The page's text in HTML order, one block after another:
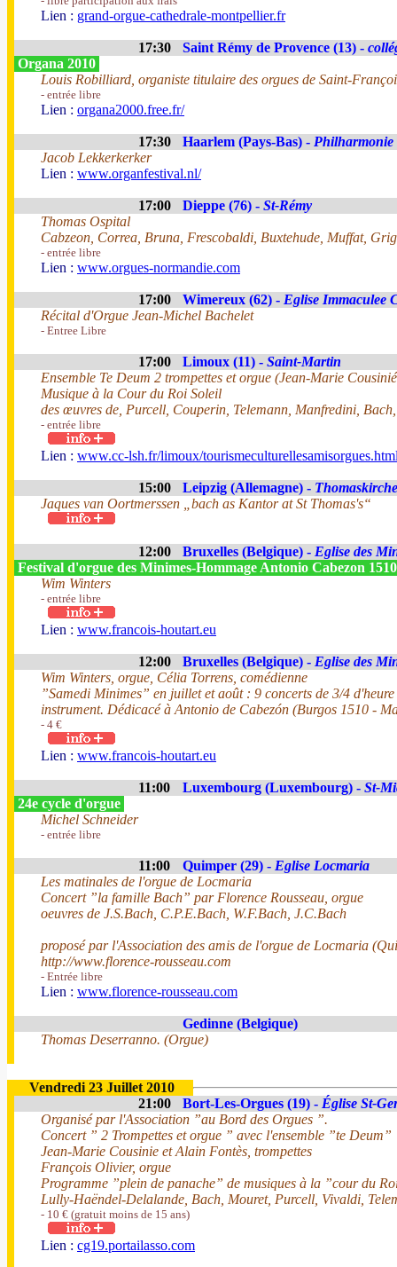
Lien : grand-orgue-cathedrale-montpellier.fr
17:30 Saint Rémy de Provence (13) -
Organa 2010
Louis Robilliard, organiste titulaire des orgues de Saint-
- entrée libre
Lien : organa2000.free.fr/
17:30 Haarlem (Pays-Bas) - Philharmonie
Jacob Lekkerkerker
Lien : www.organfestival.nl/
17:00 Dieppe (76) - St-Rémy
Thomas Ospital
Cabzeon, Correa, Bruna, Frescobaldi, Buxtehude, Muffat,
- entrée libre
Lien : www.orgues-normandie.com
17:00 Wimereux (62) - Eglise Immaculee
Récital d'Orgue Jean-Michel Bachelet
- Entree Libre
17:00 Limoux (11) - Saint-Martin
Ensemble Te Deum 2 trompettes et orgue (Jean-Marie
Musique à la Cour du Roi Soleil
des œuvres de, Purcell, Couperin, Telemann, Manfredini,
- entrée libre
Lien : www.cc-lsh.fr/limoux/
15:00 Leipzig (Allemagne) - Thomaskirche
Jaques van Oortmerssen „bach as Kantor at St Thomas's“
12:00 Bruxelles (Belgique) - Eglise des
Festival d'orgue des Minimes-Hommage Antonio Cabezon
Wim Winters
- entrée libre
Lien : www.francois-houtart.eu
12:00 Bruxelles (Belgique) - Eglise des
Wim Winters, orgue, Célia Torrens, comédienne
”Samedi Minimes” en juillet et août : 9 concerts de 3/4
instrument. Dédicacé à Antonio de Cabezón (Burgos 1510 -
- 4 €
Lien : www.francois-houtart.eu
11:00 Luxembourg (Luxembourg) - St-
24e cycle d'orgue
Michel Schneider
- entrée libre
11:00 Quimper (29) - Eglise Locmaria
Les matinales de l'orgue de Locmaria
Concert ”la famille Bach” par Florence Rousseau, orgue
oeuvres de J.S.Bach, C.P.E.Bach, W.F.Bach, J.C.Bach
proposé par l'Association des amis de l'orgue de Locmaria
http://www.florence-rousseau.com
- Entrée libre
Lien : www.florence-rousseau.com
Gedinne (Belgique)
Thomas Deserranno. (Orgue)
Vendredi 23 Juillet 2010
21:00
Bort-Les-Orgues (19) - Église St-
Organisé par l'Association ”au Bord des Orgues ”.
Concert ” 2 Trompettes et orgue ” avec l'ensemble ”te Deum”
Jean-Marie Cousinie et Alain Fontès, trompettes
François Olivier, orgue
Programme ”plein de panache” de musiques à la ”cour du
Lully-Haëndel-Delalande, Bach, Mouret, Purcell, Vivaldi,
- 10 € (gratuit moins de 15 ans)
Lien : cg19.portailasso.com